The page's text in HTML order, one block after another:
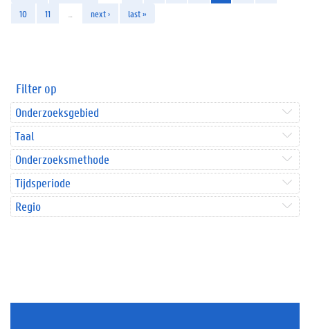
10
11 next › last »
Filter op
Onderzoeksgebied
Taal
Onderzoeksmethode
Tijdsperiode
Regio